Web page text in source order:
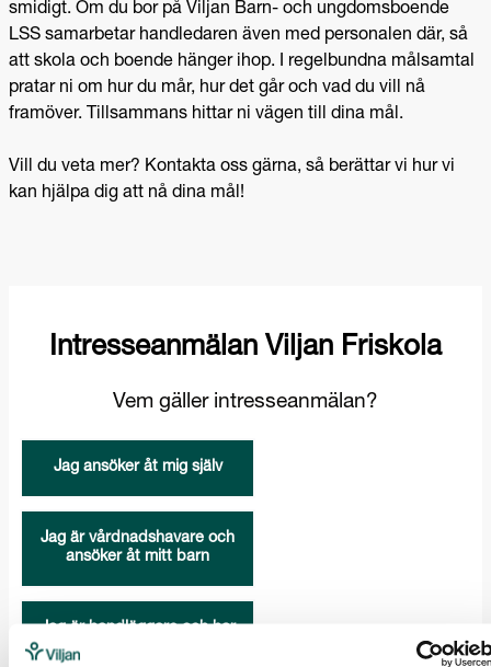
smidigt. Om du bor på Viljan Barn- och ungdomsboende
LSS samarbetar handledaren även med personalen där, så
att skola och boende hänger ihop. I regelbundna målsamtal
pratar ni om hur du mår, hur det går och vad du vill nå
framöver. Tillsammans hittar ni vägen till dina mål.
Vill du veta mer? Kontakta oss gärna, så berättar vi hur vi
kan hjälpa dig att nå dina mål!